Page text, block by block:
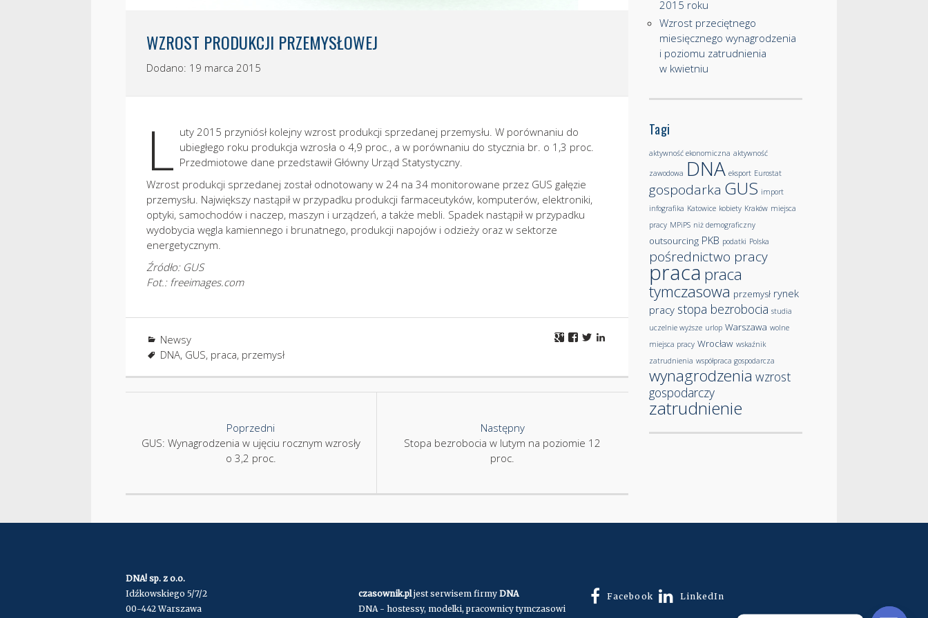
WZROST PRODUKCJI PRZEMYSŁOWEJ
Dodano: 19 marca 2015
L uty 2015 przyniósł kolejny wzrost produkcji sprzedanej przemysłu. W porównaniu do
ubiegłego roku produkcja wzrosła o 4,9 proc., a w porównaniu do stycznia br. o 1,3 proc.
Przedmiotowe dane przedstawił Główny Urząd Statystyczny.
Wzrost produkcji sprzedanej został odnotowany w 24 na 34 monitorowane przez GUS gałęzie
przemysłu. Największy nastąpił w przypadku produkcji farmaceutyków, komputerów, elektroniki,
optyki, samochodów i naczep, maszyn i urządzeń, a także mebli. Spadek nastąpił w przypadku
wydobycia węgla kamiennego i brunatnego, produkcji napojów i odzieży oraz w sektorze
energetycznym.
Źródło: GUS
Fot.: freeimages.com
Newsy
DNA, GUS, praca, przemysł
Poprzedni
GUS: Wynagrodzenia w ujęciu rocznym wzrosły
o 3,2 proc.
Następny
Stopa bezrobocia w lutym na poziomie 12
proc.
2015 roku
Wzrost przeciętnego
miesięcznego wynagrodzenia
i poziomu zatrudnienia
w kwietniu
Tagi
aktywność ekonomiczna aktywność
zawodowa DNA eksport Eurostat
gospodarka GUS import
infografika Katowice kobiety Kraków miejsca
pracy MPiPS niż demograficzny
outsourcing PKB podatki Polska
pośrednictwo pracy
praca praca
tymczasowa przemysł rynek
pracy stopa bezrobocia studia
uczelnie wyższe urlop Warszawa wolne
miejsca pracy Wrocław wskaźnik
zatrudnienia współpraca gospodarcza
wynagrodzenia wzrost
gospodarczy
zatrudnienie
DNA! sp. z o.o.
Idźkowskiego 5/7/2
00-442 Warszawa
czasownik.pl jest serwisem firmy DNA
DNA - hostessy, modelki, pracownicy tymczasowi
Facebook LinkedIn